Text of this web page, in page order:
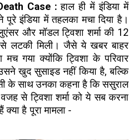
Case :हाल ही में इंडिया में
इंडिया में तहलका मचा दिया है।
और मॉडल ट्विशा शर्मा की 12
लटकी मिली। जैसे ये खबर बाहर
गया क्योंकि ट्विशा के परिवार
खुद सुसाइड नहीं किया है, बल्कि
के साथ उनका कहना है कि ससुराल
वजह से ट्विशा शर्मा को ये सब करना
हैं क्या है पूरा मामला -